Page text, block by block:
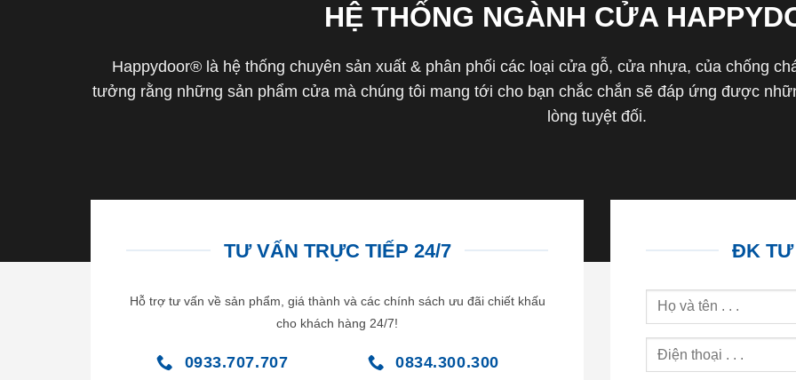
HỆ THỐNG NGÀNH CỬA
Happydoor® là hệ thống chuyên sản xuất & phân phối các loại cửa gỗ, cửa nhựa, của chống
tưởng rằng những sản phẩm cửa mà chúng tôi mang tới cho bạn chắc chắn sẽ đáp ứng được
lòng tuyệt đối.
TƯ VẤN TRỰC TIẾP 24/7
Hỗ trợ tư vấn về sản phẩm, giá thành và các chính sách ưu đãi chiết khấu
cho khách hàng 24/7!
0933.707.707 0834.300.300
ĐK TƯ